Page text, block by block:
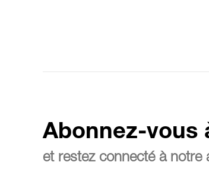
Abonnez-vous
et restez connecté à notre